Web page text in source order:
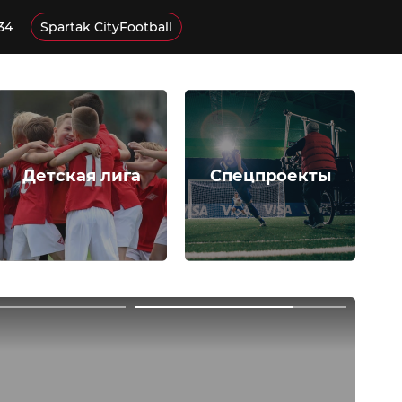
Spartak CityFootball
Детская лига Спецпроекты